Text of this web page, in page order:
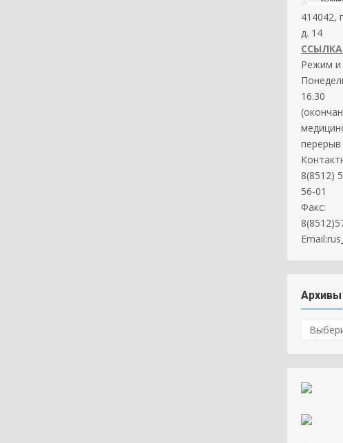
414042,
д. 14
Режим и
16.30
перерыв
8(8512)
56-01
Факс:
Архивы
Архивы